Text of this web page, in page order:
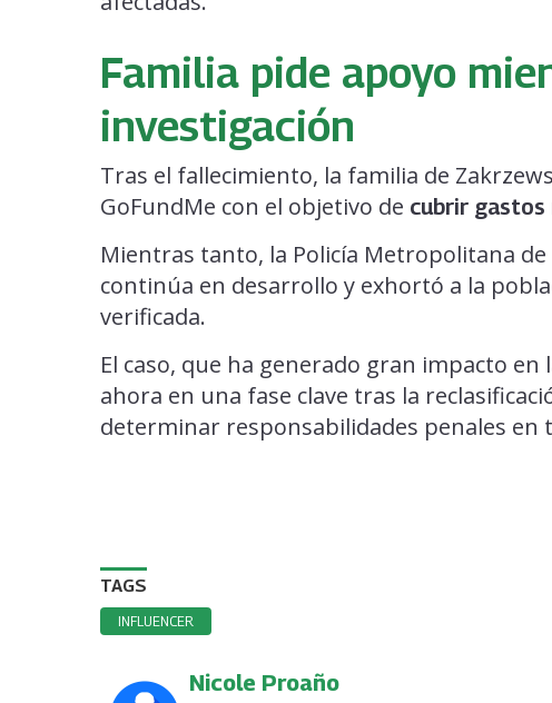
Familia pide apoyo
investigación
Tras el fallecimiento, la familia de
GoFundMe con el objetivo de cubrir gastos
Mientras tanto, la Policía Metropolitana
continúa en desarrollo y exhortó a la
verificada.
El caso, que ha generado gran impacto
ahora en una fase clave tras la
determinar responsabilidades penales en
TAGS
INFLUENCER
Nicole Proaño